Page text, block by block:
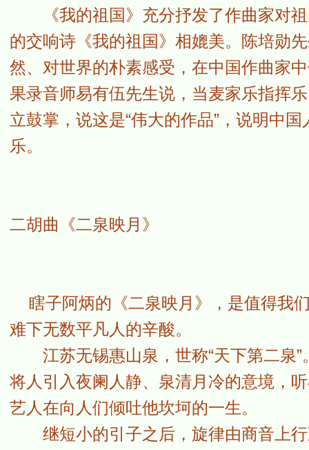
《我的祖国》充分抒发了作曲家对祖
的交响诗《我的祖国》相媲美。陈培勋
然、对世界的朴素感受，在中国作曲家
果录音师易有伍先生说，当麦家乐指挥
立鼓掌，说这是“伟大的作品”，说明中
乐。
二胡曲《二泉映月》
瞎子阿炳的《二泉映月》，是值得我
难下无数平凡人的辛酸。
江苏无锡惠山泉，世称“天下第二泉”
将人引入夜阑人静、泉清月冷的意境，
艺人在向人们倾吐他坎坷的一生。
继短小的引子之后，旋律由商音上行